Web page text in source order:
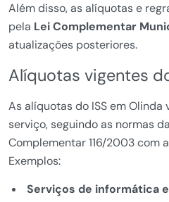
Além disso, as alíquotas e
pela Lei Complementar
atualizações posteriores.
Alíquotas vigentes
As alíquotas do ISS em
serviço, seguindo as normas
Complementar 116/2003 com
Exemplos:
Serviços de informática